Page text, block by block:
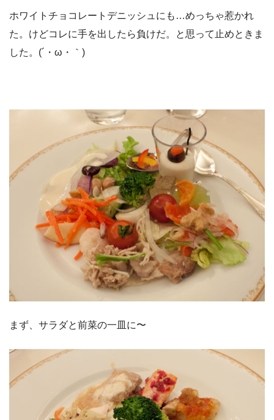
ホワイトチョコレートデニッシュにも…めっちゃ惹かれ
た。けどコレに手を出したら負けだ。と思って止めときま
した。(´・ω・｀)
まず、サラダと前菜の一皿に〜